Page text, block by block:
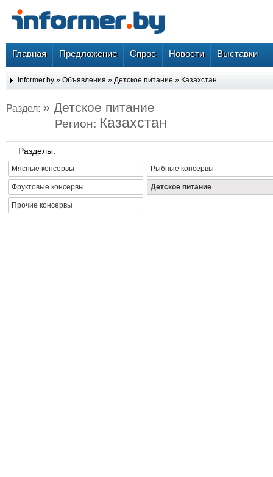
Главная Предложение Спрос Новости Выставки
Informer.by » Объявления » Детское питание » Казахстан
Раздел: » Детское питание
Регион: Казахстан
Разделы:
Мясные консервы Рыбные консервы
Фруктовые консервы... Детское питание
Прочие консервы